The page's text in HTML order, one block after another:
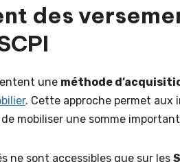
des
une méthode
. Cette approche permet aux
mobiliser une somme
ne sont accessibles que sur les